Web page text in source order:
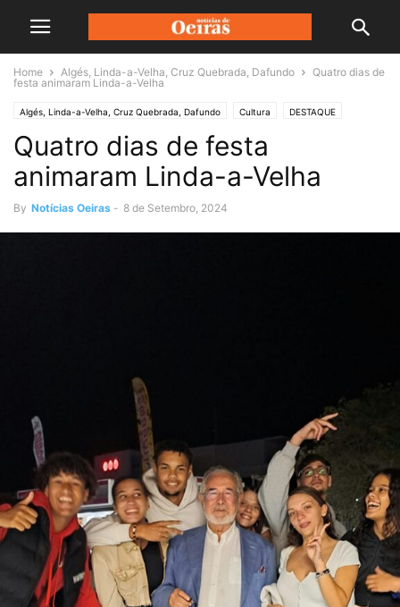
Home Algés, Linda-a-Velha, Cruz Quebrada, Dafundo
Quatro dias de
festa animaram Linda-a-Velha
Algés, Linda-a-Velha, Cruz Quebrada, Dafundo Cultura DESTAQUE
Quatro dias de festa
animaram Linda-a-Velha
By Notícias Oeiras - 8 de Setembro, 2024